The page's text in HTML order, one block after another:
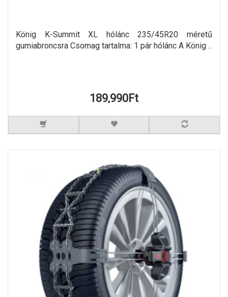
König K-Summit XL hólánc 235/45R20 méretű
gumiabroncsra Csomag tartalma: 1 pár hólánc A König ..
189,990Ft